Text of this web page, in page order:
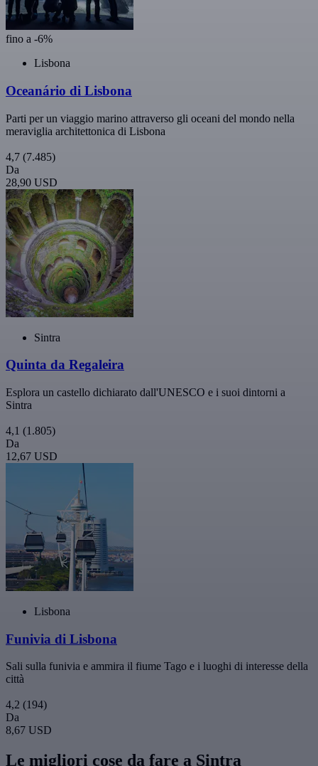
fino a -6%
Lisbona
Oceanário di Lisbona
Parti per un viaggio marino attraverso gli oceani del mondo nella
meraviglia architettonica di Lisbona
4,7 (7.485)
Da
28,90 USD
Sintra
Quinta da Regaleira
Esplora un castello dichiarato dall'UNESCO e i suoi dintorni a
Sintra
4,1 (1.805)
Da
12,67 USD
Lisbona
Funivia di Lisbona
Sali sulla funivia e ammira il fiume Tago e i luoghi di interesse della
città
4,2 (194)
Da
8,67 USD
Le migliori cose da fare a Sintra